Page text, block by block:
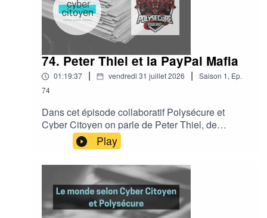
74. Peter Thiel et la PayPal Mafia
01:19:37 | vendredi 31 juillet 2026 | Saison 1, Ep.
74
Dans cet épisode collaboratif Polysécure et
Cyber Citoyen on parle de Peter Thiel, de
Palantir et de la Paypal Mafia.Bonne écoute!
Play